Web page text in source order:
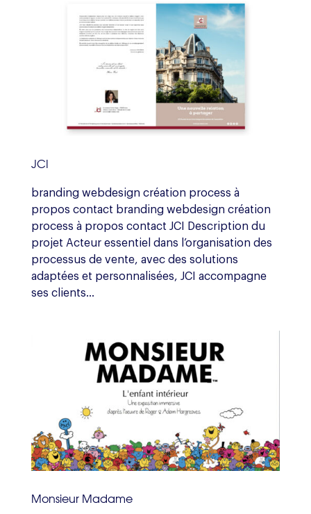
JCI
branding webdesign création process à
propos contact branding webdesign création
process à propos contact JCI Description du
projet Acteur essentiel dans l’organisation des
processus de vente, avec des solutions
adaptées et personnalisées, JCI accompagne
ses clients...
Monsieur Madame